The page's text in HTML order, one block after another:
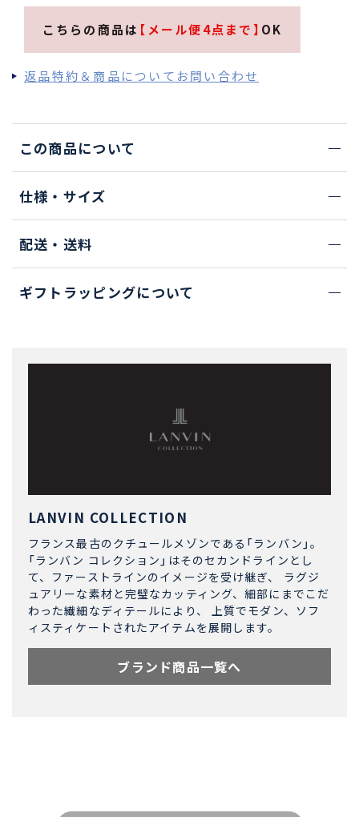
こちらの商品は 【メール便4点まで】 OK
返品特約＆商品についてお問い合わせ
この商品について
仕様・サイズ
配送・送料
ギフトラッピングについて
LANVIN COLLECTION
フランス最古のクチュールメゾンである「ランバン」。
「ランバン コレクション」はそのセカンドラインとし
て、ファーストラインのイメージを受け継ぎ、 ラグジ
ュアリーな素材と完璧なカッティング、細部にまでこだ
わった繊細なディテールにより、 上質でモダン、ソフ
ィスティケートされたアイテムを展開します。
ブランド商品一覧へ